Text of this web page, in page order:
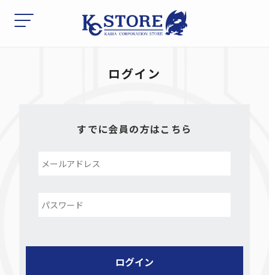
ログイン
すでに会員の方はこちら